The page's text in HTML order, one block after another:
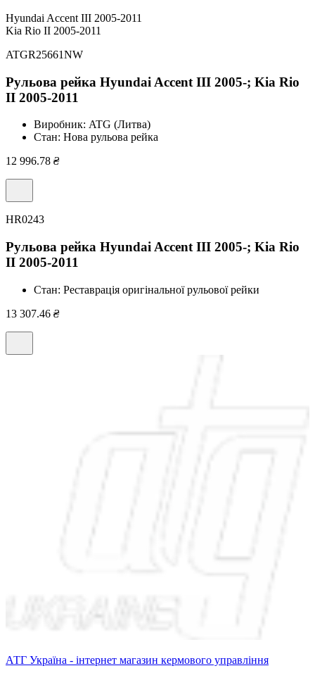
Hyundai Accent III 2005-2011
Kia Rio II 2005-2011
ATGR25661NW
Рульова рейка Hyundai Accent III 2005-; Kia Rio
II 2005-2011
Виробник: ATG (Литва)
Стан: Нова рульова рейка
12 996.78 ₴
HR0243
Рульова рейка Hyundai Accent III 2005-; Kia Rio
II 2005-2011
Стан: Реставрація оригінальної рульової рейки
13 307.46 ₴
АТГ Україна - інтернет магазин кермового управління